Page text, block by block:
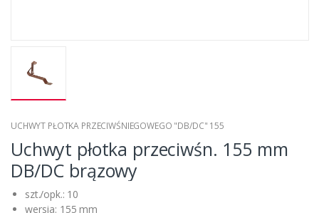
UCHWYT PŁOTKA PRZECIWŚNIEGOWEGO "DB/DC" 155
Uchwyt płotka przeciwśn. 155 mm
DB/DC brązowy
szt./opk.: 10
wersja: 155 mm